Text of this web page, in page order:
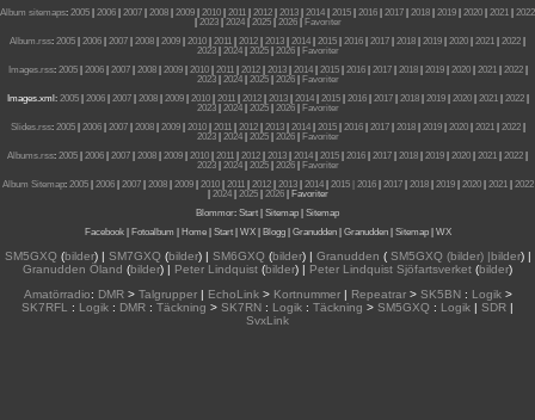
Album sitemaps: 2005 2006 2007 2008 2009 2010 2011 2012 2013 2014 2015 2016 2017 2018 2019 2020 2021
2022
2023| 2024| 2025| 2026|
Favoriter
Album.rss: 2005 2006 2007 2008 2009 2010 2011 2012 2013 2014 2015 2016 2017 2018 2019 2020 2021 2022
2023| 2024| 2025| 2026|
Favoriter
Images.rss: 2005| 2006| 2007| 2008| 2009| 2010| 2011| 2012| 2013| 2014| 2015| 2016| 2017| 2018| 2019| 2020| 2021| 2022|
2023| 2024| 2025| 2026|
Favoriter
Images.xml: 2005| 2006| 2007| 2008| 2009| 2010| 2011| 2012| 2013| 2014| 2015| 2016| 2017| 2018| 2019| 2020| 2021| 2022|
2023| 2024| 2025| 2026|
Favoriter
Slides.rss: 2005| 2006| 2007| 2008| 2009| 2010| 2011| 2012| 2013| 2014| 2015| 2016| 2017| 2018| 2019| 2020| 2021| 2022|
2023| 2024| 2025| 2026|
Favoriter
Albums.rss: 2005 2006 2007 2008 2009 2010 2011 2012 2013 2014 2015 2016 2017 2018 2019 2020 2021 2022
2023| 2024| 2025| 2026|
Favoriter
Album Sitemap: 2005| 2006| 2007| 2008| 2009| 2010| 2011| 2012| 2013| 2014| 2015 | 2016| 2017| 2018| 2019| 2020| 2021| 2022
2024| 2025| 2026|
Favoriter
Blommor: Start Sitemap
Sitemap
Facebook| Fotoalbum Home| Start| WX| Blogg| Granudden| Granudden| Sitemap| WX
SM5GXQ(bilder) | SM7GXQ(bilder) | SM6GXQ(bilder) | Granudden (SM5GXQ (bilder) |bilder) |
Granudden Öland (bilder) | Peter Lindquist (bilder) | Peter Lindquist Sjöfartsverket (bilder)
Amatörradio: DMR> Talgrupper| EchoLink> Kortnummer| Repeatrar> SK5BN: Logik>
SK7RFL
: Logik : DMR : Täckning > SK7RN : Logik : Täckning > SM5GXQ : Logik | SDR |
SvxLink